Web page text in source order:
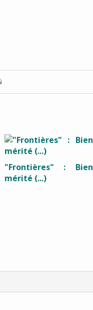
"Frontières" : Bien
mérité (...)